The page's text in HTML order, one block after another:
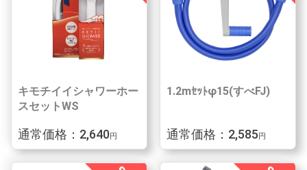
キモチイイシャワーホー
スセットWS
通常価格：2,640円
1.2mｾｯﾄφ15(すべFJ)
通常価格：2,585 円